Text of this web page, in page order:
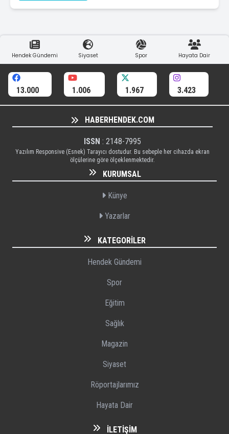
Hendek Gündemi Siyaset Spor Hayata Dair
13.000 1.006 1.967 3.423
HABERHENDEK.COM
ISSN : 2148-7995
Yazılım Responsive (Esnek) Tarayıcı dostudur. Bu sebeple her cihazda ekran
ölçülerine göre ölçeklenmektedir.
KURUMSAL
Künye
Yazarlar
KATEGORILER
Hendek Gündemi
Spor
Eğitim
Sağlık
Magazin
Siyaset
Röportajlarımız
Hayata Dair
İLETIŞIM